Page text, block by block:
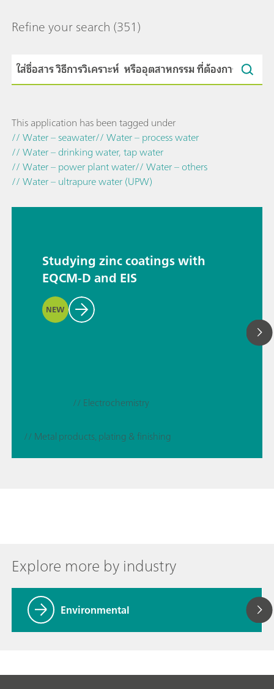
Refine your search (351)
This application has been tagged under
// Water – seawater// Water – process water
// Water – drinking water, tap water
// Water – power plant water// Water – others
// Water – ultrapure water (UPW)
Studying zinc coatings with
EQCM-D and EIS
NEW
// Electrochemistry
// Metal products, plating & finishing
Explore more by industry
Environmental